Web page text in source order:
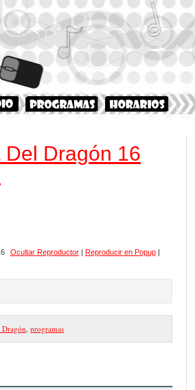
Del Dragón 16
Ocultar Reproductor| Reproducir en Popup|
programas